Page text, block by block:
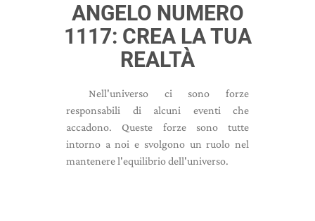
ANGELO NUMERO
1117: CREA LA TUA
REALTÀ
Nell'universo ci sono forze
responsabili di alcuni eventi che
accadono. Queste forze sono tutte
intorno a noi e svolgono un ruolo nel
mantenere l'equilibrio dell'universo.